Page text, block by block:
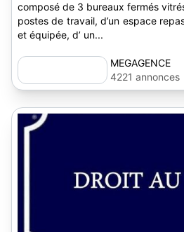
composé de 3 bureaux fermés
postes de travail, d’un espace
et équipée, d’ un...
MEGAGENCE
4221 annonces